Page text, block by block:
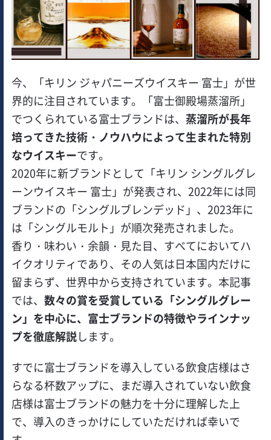
今、「キリン ジャパニーズウイスキー 富士」が世
界的に注目されています。「富士御殿場蒸溜所」
でつくられている富士ブランドは、蒸溜所が長年
培ってきた技術・ノウハウによって生まれた特別
なウイスキーです。
2020年に新ブランドとして「キリン シングルグレ
ーンウイスキー 富士」が発表され、2022年には同
ブランドの「シングルブレンデッド」、2023年に
は「シングルモルト」が順次発売されました。
香り・味わい・余韻・見た目、すべてにおいてハ
イクオリティであり、その人気は日本国内だけに
留まらず、世界中から支持されています。本記事
では、数々の賞を受賞している「シングルグレー
ン」を中心に、富士ブランドの特徴やラインナッ
プを徹底解説します。
すでに富士ブランドを導入している飲食店様はさ
らなる杯数アップに、まだ導入されていない飲食
店様は富士ブランドの魅力を十分に理解した上
で、導入のきっかけにしていただければ幸いで